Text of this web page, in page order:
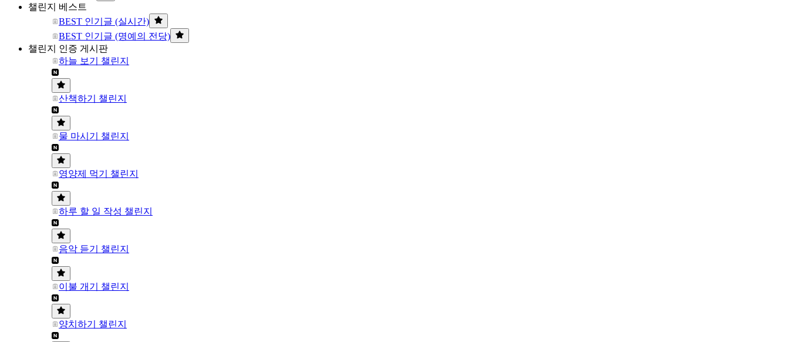
챌린지 베스트
BEST 인기글 (실시간)
BEST 인기글 (명예의 전당)
챌린지 인증 게시판
하늘 보기 챌린지
산책하기 챌린지
물 마시기 챌린지
영양제 먹기 챌린지
하루 할 일 작성 챌린지
음악 듣기 챌린지
이불 개기 챌린지
양치하기 챌린지